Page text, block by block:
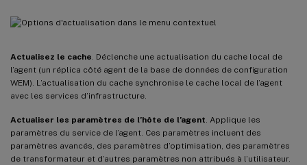
Actualisez le cache . Déclenche une actualisation du cache local de
l’agent (un réplica côté agent de la base de données de configuration
WEM). L’actualisation du cache synchronise le cache local de l’agent
avec les services d’infrastructure.
Actualiser les paramètres de l’hôte de l’agent . Applique les
paramètres du service de l’agent. Ces paramètres incluent des
paramètres avancés, des paramètres d’optimisation, des paramètres
de transformateur et d’autres paramètres non attribués à l’utilisateur.